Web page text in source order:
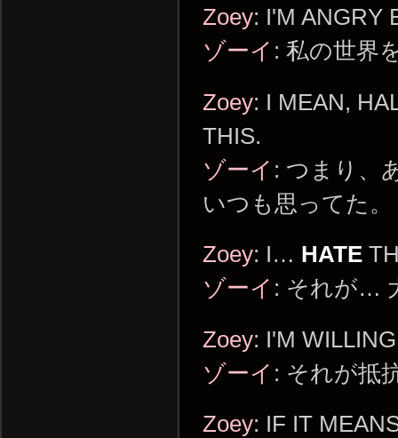
Zoey: I'M ANGRY
ゾーイ : 私の世界
Zoey: I MEAN,
THIS.
ゾーイ : つまり、
いつも思ってた。
Zoey: I… HATE
ゾーイ : それが…
Zoey: I'M
ゾーイ : それが抵
Zoey: IF IT